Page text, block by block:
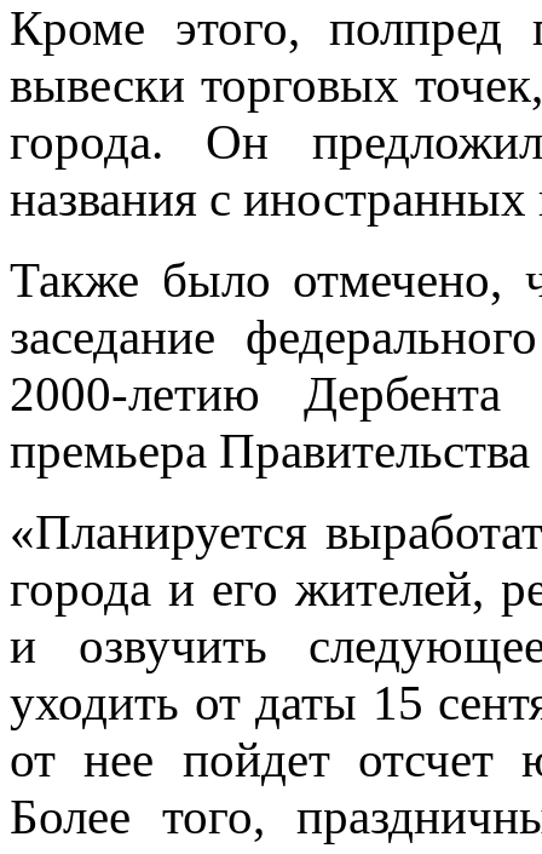
Кроме этого, полпред
вывески торговых
города. Он
названия с
Также было отмечено,
заседание
2000-летию Дербента
премьера
«Планируется
города и его жителей,
и озвучить
уходить от даты 15
от нее пойдет отсчет
Более того,